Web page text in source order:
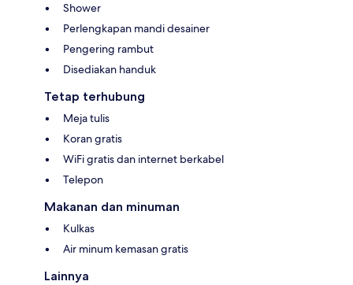
Shower
Perlengkapan mandi desainer
Pengering rambut
Disediakan handuk
Tetap terhubung
Meja tulis
Koran gratis
WiFi gratis dan internet berkabel
Telepon
Makanan dan minuman
Kulkas
Air minum kemasan gratis
Lainnya